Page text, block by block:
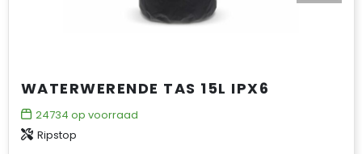
WATERWERENDE TAS 15L IPX6
24734 op voorraad
Ripstop